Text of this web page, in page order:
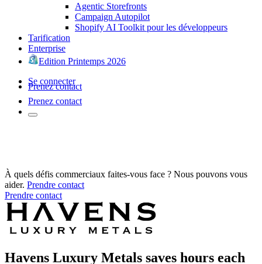
Agentic Storefronts
Campaign Autopilot
Shopify AI Toolkit pour les développeurs
Tarification
Enterprise
Edition Printemps 2026
Se connecter
Prenez contact
Prenez contact
À quels défis commerciaux faites-vous face ? Nous pouvons vous
aider. Prendre contact
Prendre contact
Havens Luxury Metals saves hours each